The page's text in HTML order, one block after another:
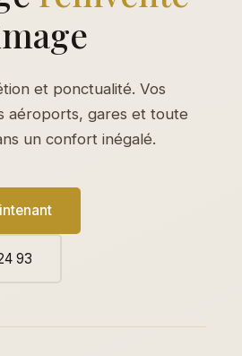
et ponctualité. Vos
aéroports, gares et toute
un confort inégalé.
93